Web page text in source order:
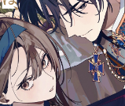
オーバーラップノベルス
オーバーラップノベルスf